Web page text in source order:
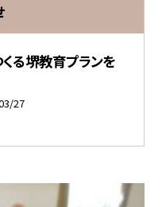
堺教育プランを
27